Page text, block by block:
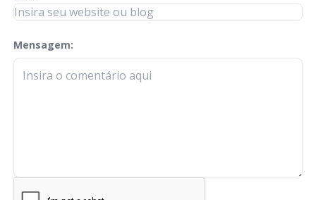
Mensagem:
check-terms